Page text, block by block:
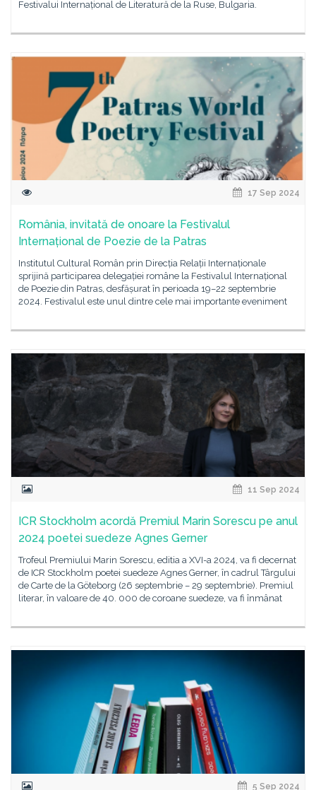
Festivalui Internațional de Literatură de la Ruse, Bulgaria.
17 Sep 2024
România, invitată de onoare la Festivalul
Internațional de Poezie de la Patras
Institutul Cultural Român prin Direcția Relații Internaționale
sprijină participarea delegației române la Festivalul Internațional
de Poezie din Patras, desfășurat în perioada 19–22 septembrie
2024. Festivalul este unul dintre cele mai importante eveniment
11 Sep 2024
ICR Stockholm acordă Premiul Marin Sorescu pe anul
2024 poetei suedeze Agnes Gerner
Trofeul Premiului Marin Sorescu, editia a XVI-a 2024, va fi decernat
de ICR Stockholm poetei suedeze Agnes Gerner, în cadrul Târgului
de Carte de la Göteborg (26 septembrie – 29 septembrie). Premiul
literar, în valoare de 40. 000 de coroane suedeze, va fi înmânat
5 Sep 2024